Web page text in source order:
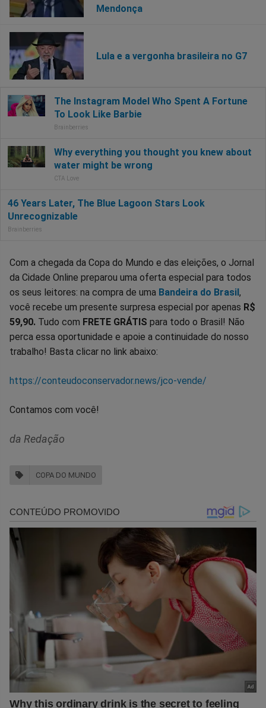
Mendonça
Lula e a vergonha brasileira no G7
Com a chegada da Copa do Mundo e das eleições, o Jornal
da Cidade Online preparou uma oferta especial para todos
os seus leitores: na compra de uma Bandeira do Brasil,
você recebe um presente surpresa especial por apenas R$
59,90. Tudo com FRETE GRÁTIS para todo o Brasil! Não
perca essa oportunidade e apoie a continuidade do nosso
trabalho! Basta clicar no link abaixo:
https://conteudoconservador.news/jco-vende/
Contamos com você!
da Redação
COPA DO MUNDO